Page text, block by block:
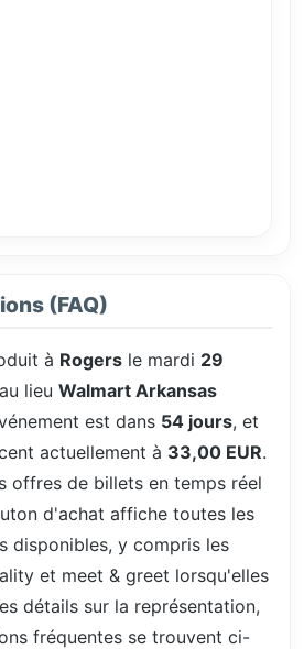
(FAQ)
à Rogers le mardi 29
lieu Walmart Arkansas
est dans 54 jours, et
actuellement à 33,00 EUR.
offres de billets en temps réel
d'achat affiche toutes les
disponibles, y compris les
et meet & greet lorsqu'elles
détails sur la représentation,
fréquentes se trouvent ci-